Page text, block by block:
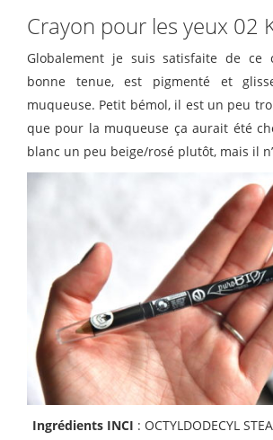
Crayon pour les yeux 02
Globalement je suis satisfaite de ce
bonne tenue, est pigmenté et
muqueuse. Petit bémol, il est un peu
que pour la muqueuse ça aurait été
blanc un peu beige/rosé plutôt, mais il
Ingrédients INCI : OCTYLDODECYL